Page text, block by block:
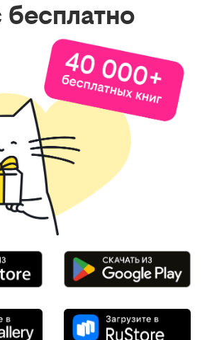
бесплатно